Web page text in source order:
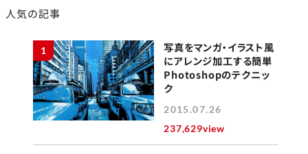
人気の記事
1
写真をマンガ・イラスト風
にアレンジ加工する簡単
Photoshopのテクニッ
ク
2015.07.26
237,629view